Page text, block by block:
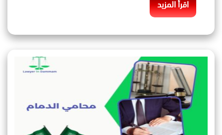
اقرأ المزيد